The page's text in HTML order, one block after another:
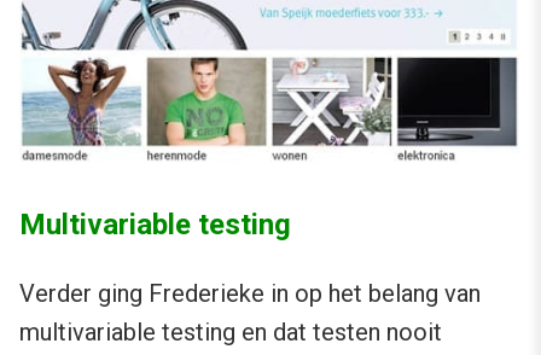
Multivariable testing
Verder ging Frederieke in op het belang van
multivariable testing en dat testen nooit